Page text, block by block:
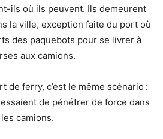
ils où ils peuvent. Ils demeurent
la ville, exception faite du port où
des paquebots pour se livrer à
aux camions.